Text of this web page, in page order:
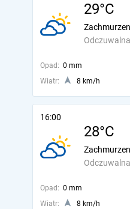
29°C
Odczuwalna
Opad: 0 mm
Wiatr:
8 km/h
16:00
28°C
Odczuwalna
Opad: 0 mm
Wiatr:
8 km/h